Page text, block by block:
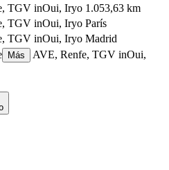
TGV inOui, Iryo 1.053,63 km
TGV inOui, Iryo París
TGV inOui, Iryo Madrid
Más
AVE, Renfe, TGV inOui,